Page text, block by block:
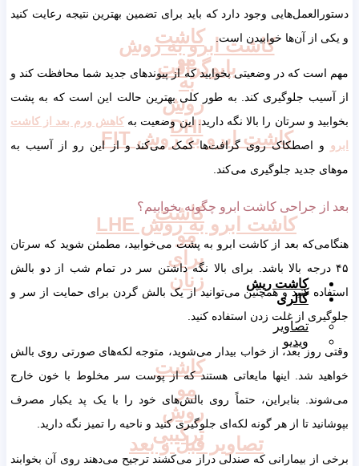
کاشت ابرو به روش
بایوگرافت
کاشت ابرو به روش FIT
کاشت ابرو به روش LHE
کاشت ریش
گالری
تصاویر
ویدیو
تصاویر قبل و بعد
کاشت
مو
به
روش
DHI
کاشت
مو
برای
زنان
کاشت
روش
ترکیبی
وجود دارد که باید برای تضمین بهترین نتیجه رعایت کنید
از آن‌ها خوابیدن است.
که در وضعیتی بخوابید که از پیوندهای جدید شما محافظت کند و
جلوگیری کند. به طور کلی بهترین حالت این است که به پشت
و سرتان را بالا نگه دارید. این وضعیت بهکاهش ورم بعد از کاشت
اصطکاک روی گرافت‌ها کمک می‌کند و از این رو از آسیب به
جدید جلوگیری می‌کند.
جراحی کاشت ابرو چگونه بخوابیم؟
بعد از کاشت ابرو به پشت می‌خوابید، مطمئن شوید که سرتان
درجه بالا باشد. برای بالا نگه داشتن سر در تمام شب از دو بالش
کنید و همچنین می‌توانید از یک بالش گردن برای حمایت از سر و
از غلت زدن استفاده کنید.
روز بعد، از خواب بیدار می‌شوید، متوجه لکه‌های صورتی روی بالش
شد. اینها مایعاتی هستند که از پوست سر مخلوط با خون خارج
بنابراین، حتماً روی بالش‌های خود را با یک پد یکبار مصرف
تا از هر گونه لکه‌ای جلوگیری کنید و ناحیه را تمیز نگه دارید.
از بیمارانی که صندلی دراز می‌کشند ترجیح می‌دهند روی آن بخوابند